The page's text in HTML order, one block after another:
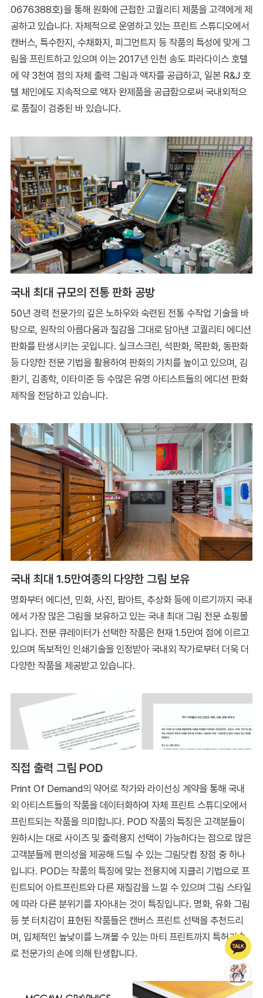
0676388호)을 통해 원화에 근접한 고퀄리티 제품을 고객에게 제
공하고 있습니다. 자체적으로 운영하고 있는 프린트 스튜디오에서
캔버스, 특수한지, 수채화지, 피그먼트지 등 작품의 특성에 맞게 그
림을 프린트하고 있으며 이는 2017년 인천 송도 파라다이스 호텔
에 약 3천여 점의 자체 출력 그림과 액자를 공급하고, 일본 R&J 호
텔 체인에도 지속적으로 액자 완제품을 공급함으로써 국내외적으
로 품질이 검증된 바 있습니다.
국내 최대 규모의 전통 판화 공방
50년 경력 전문가의 깊은 노하우와 숙련된 전통 수작업 기술을 바
탕으로, 원작의 아름다움과 질감을 그대로 담아낸 고퀄리티 에디션
판화를 탄생시키는 곳입니다. 실크스크린, 석판화, 목판화, 동판화
등 다양한 전문 기법을 활용하여 판화의 가치를 높이고 있으며, 김
환기, 김종학, 이타미준 등 수많은 유명 아티스트들의 에디션 판화
제작을 전담하고 있습니다.
국내 최대 1.5만여종의 다양한 그림 보유
명화부터 에디션, 민화, 사진, 팝아트, 추상화 등에 이르기까지 국내
에서 가장 많은 그림을 보유하고 있는 국내 최대 그림 전문 쇼핑몰
입니다. 전문 큐레이터가 선택한 작품은 현재 1.5만여 점에 이르고
있으며 독보적인 인쇄기술을 인정받아 국내외 작가로부터 더욱 더
다양한 작품을 제공받고 있습니다.
직접 출력 그림 POD
Print Of Demand의 약어로 작가와 라이선싱 계약을 통해 국내
외 아티스트들의 작품을 데이터화하여 자체 프린트 스튜디오에서
프린트되는 작품을 의미합니다. POD 작품의 특징은 고객분들이
원하시는 대로 사이즈 및 출력용지 선택이 가능하다는 점으로 많은
고객분들께 편의성을 제공해 드릴 수 있는 그림닷컴 장점 중 하나
입니다. POD는 작품의 특징에 맞는 전용지에 지클리 기법으로 프
린트되어 아트프린트와 다른 재질감을 느낄 수 있으며 그림 스타일
에 따라 다른 분위기를 자아내는 것이 특징입니다. 명화, 유화 그림
등 붓 터치감이 표현된 작품들은 캔버스 프린트 선택을 추천드리
며, 입체적인 높낮이를 느껴볼 수 있는 마티 프린트까지 특허기술
로 전문가의 손에 의해 탄생합니다.